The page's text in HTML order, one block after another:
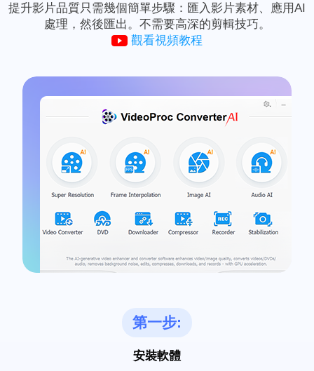
提升影片品質只需幾個簡單步驟：匯入影片素材、應用AI
處理，然後匯出。不需要高深的剪輯技巧。
觀看視頻教程
第一步:
安裝軟體